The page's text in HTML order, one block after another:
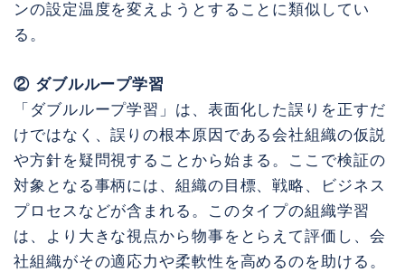
ンの設定温度を変えようとすることに類似してい
る。
② ダブルループ学習
「ダブルループ学習」は、表面化した誤りを正すだ
けではなく、誤りの根本原因である会社組織の仮説
や方針を疑問視することから始まる。ここで検証の
対象となる事柄には、組織の目標、戦略、ビジネス
プロセスなどが含まれる。このタイプの組織学習
は、より大きな視点から物事をとらえて評価し、会
社組織がその適応力や柔軟性を高めるのを助ける。